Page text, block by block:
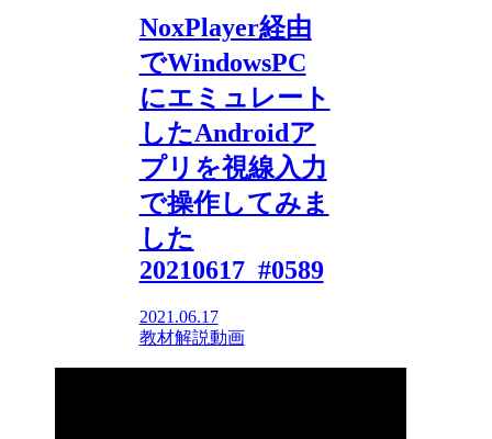
NoxPlayer経由
でWindowsPC
にエミュレート
したAndroidア
プリを視線入力
で操作してみま
した
20210617_#0589
2021.06.17
教材解説動画